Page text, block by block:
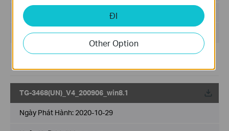
Kích cỡ tập tin:
Hệ Điều Hành: Win8
For TG-3468(UN) 4.0.
TG-3468(UN)_V4_200906_win8.1
Về
Ngày Phát Hành: 2020-10-29
ĐI
Other Option